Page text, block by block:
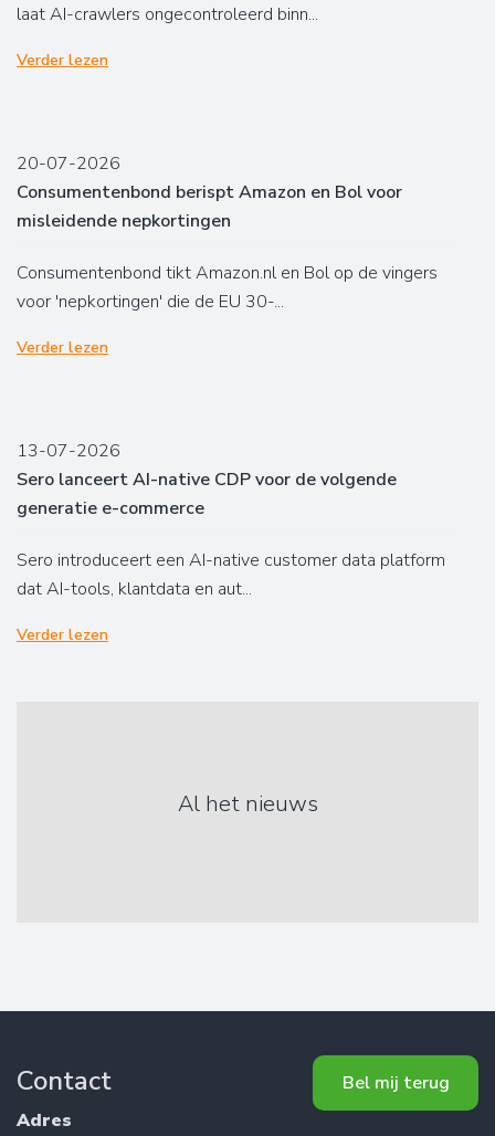
laat AI-crawlers ongecontroleerd binn...
Verder lezen
20-07-2026
Consumentenbond berispt Amazon en Bol voor
misleidende nepkortingen
Consumentenbond tikt Amazon.nl en Bol op de vingers
voor 'nepkortingen' die de EU 30-...
Verder lezen
13-07-2026
Sero lanceert AI-native CDP voor de volgende
generatie e-commerce
Sero introduceert een AI-native customer data platform
dat AI-tools, klantdata en aut...
Verder lezen
Al het nieuws
Contact
Adres
Bel mij terug